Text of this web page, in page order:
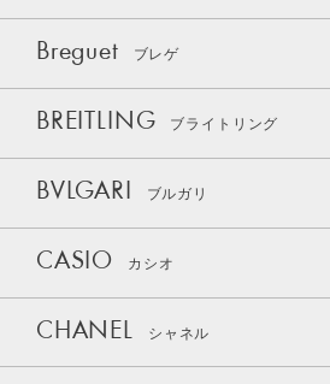
Breguet ブレゲ
BREITLING ブライトリング
BVLGARI ブルガリ
CASIO カシオ
CHANEL シャネル